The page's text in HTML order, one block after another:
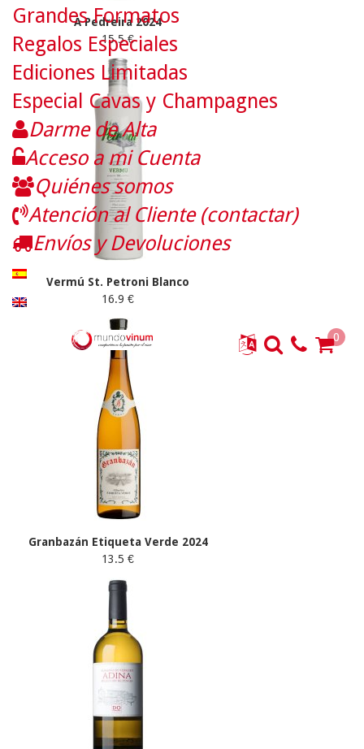
A Pedreira 2024
15.5 €
Vermú St. Petroni Blanco
16.9 €
Granbazán Etiqueta Verde 2024
13.5 €
Grandes Formatos
Regalos Especiales
Ediciones Limitadas
Especial Cavas y Champagnes
Darme de Alta
Acceso a mi Cuenta
Quiénes somos
Atención al Cliente (contactar)
Envíos y Devoluciones
0